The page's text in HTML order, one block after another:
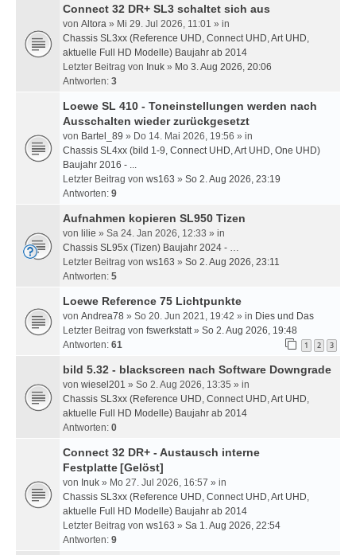
Connect 32 DR+ SL3 schaltet sich aus
von Altora » Mi 29. Jul 2026, 11:01 » in
Chassis SL3xx (Reference UHD, Connect UHD, Art UHD,
aktuelle Full HD Modelle) Baujahr ab 2014
Letzter Beitrag von Inuk » Mo 3. Aug 2026, 20:06
Antworten: 3
Loewe SL 410 - Toneinstellungen werden nach
Ausschalten wieder zurückgesetzt
von Bartel_89 » Do 14. Mai 2026, 19:56 » in
Chassis SL4xx (bild 1-9, Connect UHD, Art UHD, One UHD)
Baujahr 2016 - ...
Letzter Beitrag von ws163 » So 2. Aug 2026, 23:19
Antworten: 9
Aufnahmen kopieren SL950 Tizen
von lilie » Sa 24. Jan 2026, 12:33 » in
Chassis SL95x (Tizen) Baujahr 2024 - …
Letzter Beitrag von ws163 » So 2. Aug 2026, 23:11
Antworten: 5
Loewe Reference 75 Lichtpunkte
von Andrea78 » So 20. Jun 2021, 19:42 » in Dies und Das
Letzter Beitrag von fswerkstatt» So 2. Aug 2026, 19:48
Antworten: 61 1 2 3
bild 5.32 - blackscreen nach Software Downgrade
von wiesel201 » So 2. Aug 2026, 13:35 » in
Chassis SL3xx (Reference UHD, Connect UHD, Art UHD,
aktuelle Full HD Modelle) Baujahr ab 2014
Antworten: 0
Connect 32 DR+ - Austausch interne
Festplatte[Gelöst]
von Inuk » Mo 27. Jul 2026, 16:57 » in
Chassis SL3xx (Reference UHD, Connect UHD, Art UHD,
aktuelle Full HD Modelle) Baujahr ab 2014
Letzter Beitrag von ws163 » Sa 1. Aug 2026, 22:54
Antworten: 9